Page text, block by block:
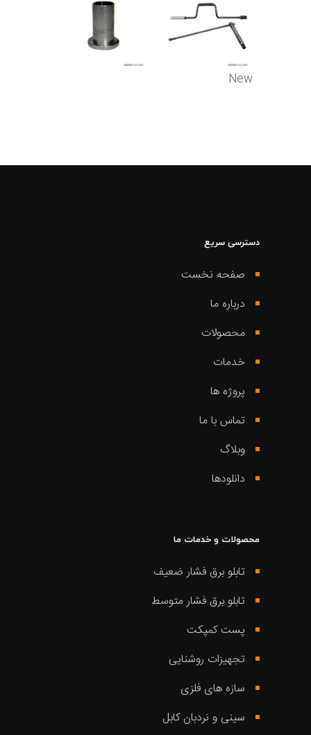
New
500,000
دسترسی سریع
صفحه نخست
درباره ما
محصولات
خدمات
پروژه ها
تماس با ما
وبلاگ
دانلودها
محصولات و خدمات ما
تابلو برق فشار ضعیف
تابلو برق فشار متوسط
پست کمپکت
تجهیزات روشنایی
سازه های فلزی
سینی و نردبان کابل